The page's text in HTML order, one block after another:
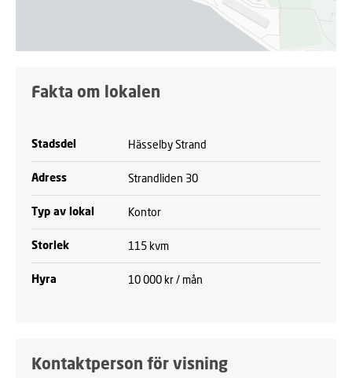
Fakta om lokalen
Stadsdel Hässelby Strand
Adress Strandliden 30
Typ av lokal Kontor
Storlek 115 kvm
Hyra 10 000 kr / mån
Kontaktperson för visning